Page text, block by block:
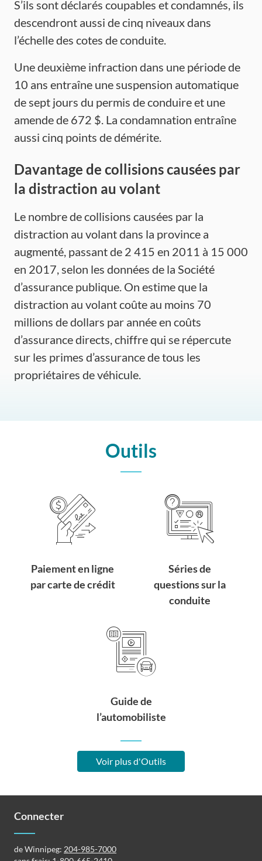
S’ils sont déclarés coupables et condamnés, ils
descendront aussi de cinq niveaux dans
l’échelle des cotes de conduite.
Une deuxième infraction dans une période de
10 ans entraîne une suspension automatique
de sept jours du permis de conduire et une
amende de 672 $. La condamnation entraîne
aussi cinq points de démérite.
Davantage de collisions causées par
la distraction au volant
Le nombre de collisions causées par la
distraction au volant dans la province a
augmenté, passant de 2 415 en 2011 à 15 000
en 2017, selon les données de la Société
d’assurance publique. On estime que la
distraction au volant coûte au moins 70
millions de dollars par année en coûts
d’assurance directs, chiffre qui se répercute
sur les primes d’assurance de tous les
propriétaires de véhicule.
Outils
Paiement en ligne
par carte de crédit
Séries de
questions sur la
conduite
Guide de
l’automobiliste
Voir plus d'Outils
Connecter
de Winnipeg: 204-985-7000